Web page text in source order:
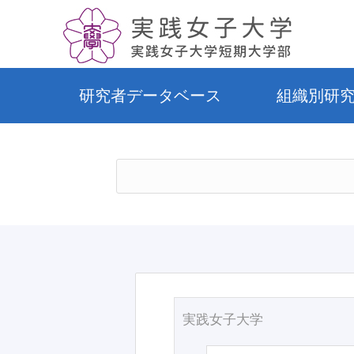
研究者データベース 組織別研
実践女子大学